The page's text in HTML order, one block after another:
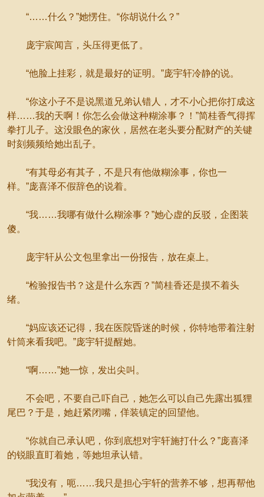
“……什么？”她愣住。“你胡说什么？”
庞宇宸闻言，头压得更低了。
“他脸上挂彩，就是最好的证明。”庞宇轩冷静的说。
“你这小子不是说黑道兄弟认错人，才不小心把你打成这
样……我的天啊！你怎么会做这种糊涂事？！”简桂香气得挥
拳打儿子。这没眼色的家伙，居然在老头要分配财产的关键
时刻频频给她出乱子。
“有其母必有其子，不是只有他做糊涂事，你也一
样。”庞喜泽不假辞色的说着。
“我……我哪有做什么糊涂事？”她心虚的反驳，企图装
傻。
庞宇轩从公文包里拿出一份报告，放在桌上。
“检验报告书？这是什么东西？”简桂香还是摸不着头
绪。
“妈应该还记得，我在医院昏迷的时候，你特地带着注射
针筒来看我吧。”庞宇轩提醒她。
“啊……”她一惊，发出尖叫。
不会吧，不要自己吓自己，她怎么可以自己先露出狐狸
尾巴？于是，她赶紧闭嘴，佯装镇定的回望他。
“你就自己承认吧，你到底想对宇轩施打什么？”庞喜泽
的锐眼直盯着她，等她坦承认错。
“我没有，呃……我只是担心宇轩的营养不够，想再帮他